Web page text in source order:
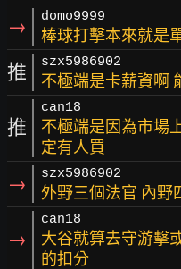
→ domo9999
棒球打擊本來就是
推 szx5986902
不極端是卡薪資啊
推
can18
不極端是因為市場
定有人買
→ szx5986902
外野三個法官 內野
→
can18
大谷就算去守游擊
的扣分